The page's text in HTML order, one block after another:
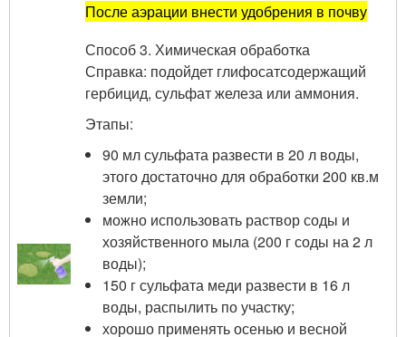
После аэрации внести удобрения в почву
Способ 3. Химическая обработка
Справка: подойдет глифосатсодержащий
гербицид, сульфат железа или аммония.
Этапы:
90 мл сульфата развести в 20 л воды,
этого достаточно для обработки 200 кв.м
земли;
можно использовать раствор соды и
хозяйственного мыла (200 г соды на 2 л
воды);
150 г сульфата меди развести в 16 л
воды, распылить по участку;
хорошо применять осенью и весной